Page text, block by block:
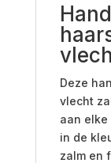
Deze
vlecht
aan
in de
zalm en